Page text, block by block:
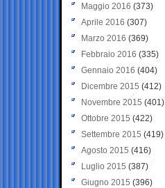
Maggio 2016 (373)
Aprile 2016 (307)
Marzo 2016 (369)
Febbraio 2016 (335)
Gennaio 2016 (404)
Dicembre 2015 (412)
Novembre 2015 (401)
Ottobre 2015 (422)
Settembre 2015 (419)
Agosto 2015 (416)
Luglio 2015 (387)
Giugno 2015 (396)